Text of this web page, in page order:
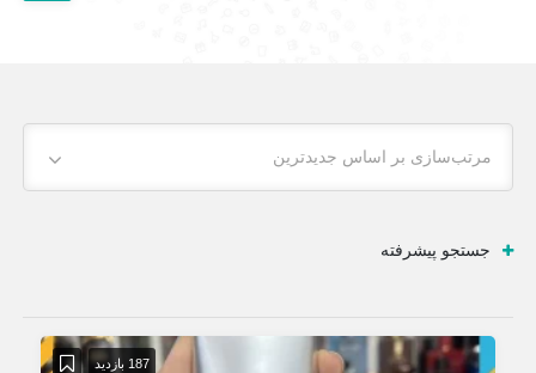
مرتب‌سازی بر اساس جدیدترین
جستجو پیشرفته
187 بازدید